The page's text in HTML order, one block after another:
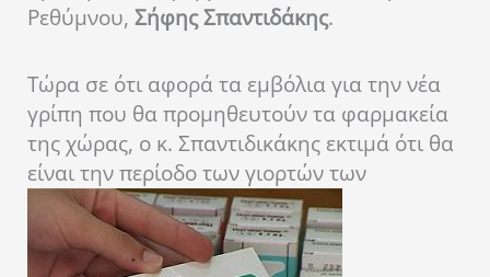
Ρεθύμνου, Σήφης Σπαντιδάκης.
Τώρα σε ότι αφορά τα εμβόλια για την νέα
γρίπη που θα προμηθευτούν τα φαρμακεία
της χώρας, ο κ. Σπαντιδικάκης εκτιμά ότι θα
είναι την περίοδο των γιορτών των